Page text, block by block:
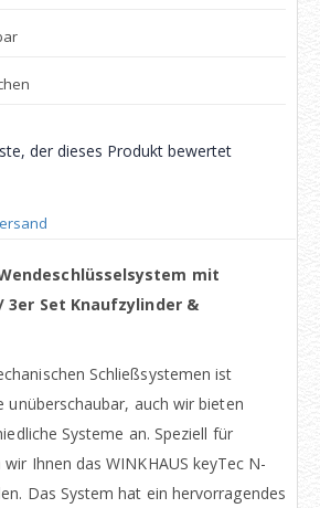
der dieses Produkt bewertet
mit
3er Set Knaufzylinder &
Schließsystemen ist
unüberschaubar, auch wir bieten
Systeme an. Speziell für
Ihnen das WINKHAUS keyTec N-
Das System hat ein hervorragendes